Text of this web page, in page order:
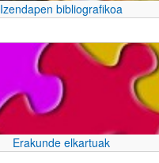
Izendapen bibliografikoa
Erakunde elkartuak